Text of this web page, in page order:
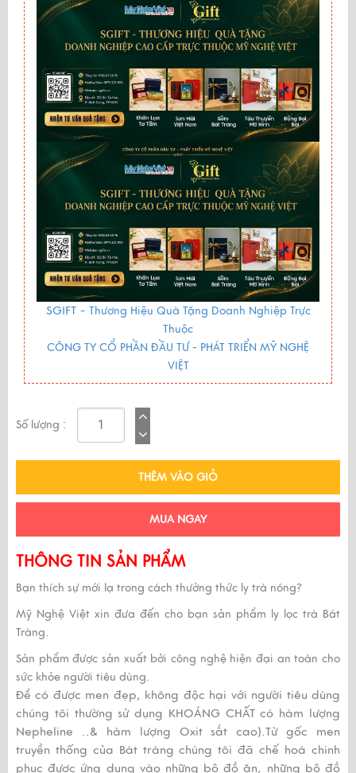
SGIFT - Thương Hiệu Quà Tặng Doanh Nghiệp Trực
Thuộc
CÔNG TY CỔ PHẦN ĐẦU TƯ - PHÁT TRIỂN MỸ NGHỆ
VIỆT
Số lượng :
THÊM VÀO GIỎ
MUA NGAY
THÔNG TIN SẢN PHẨM
Bạn thích sự mới lạ trong cách thưởng thức ly trà nóng?
Mỹ Nghệ Việt xin đưa đến cho bạn sản phẩm ly lọc trà Bát
Tràng.
Sản phẩm được sản xuất bởi công nghệ hiện đại an toàn cho
sức khỏe người tiêu dùng.
Để có được men đẹp, không độc hại với người tiêu dùng
chúng tôi thường sử dụng KHOÁNG CHẤT có hàm lượng
Nepheline ..& hàm lượng Oxit sắt cao).Từ gốc men
truyền thống của Bát tràng chúng tôi đã chế hoá chinh
phục được ứng dụng vào những bộ đồ ăn, những bộ đồ